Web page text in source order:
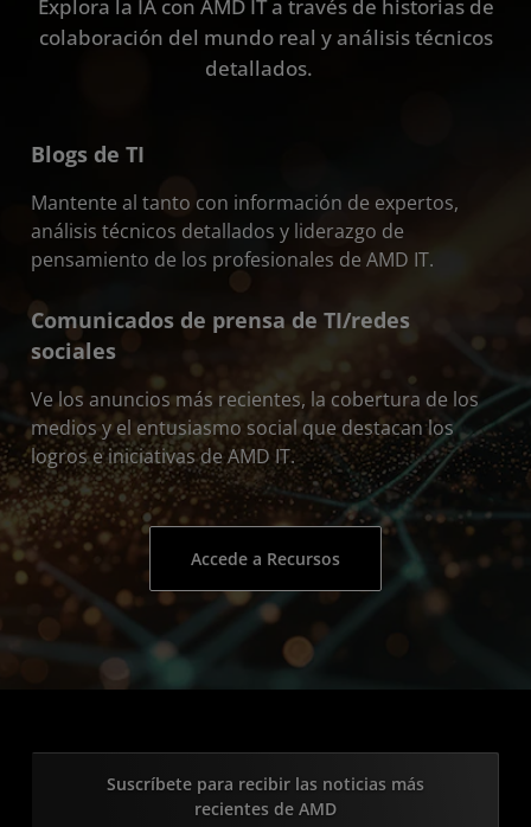
Explora la IA con AMD IT a través de historias de
colaboración del mundo real y análisis técnicos
detallados.
Blogs de TI
Mantente al tanto con información de expertos,
análisis técnicos detallados y liderazgo de
pensamiento de los profesionales de AMD IT.
Comunicados de prensa de TI/redes
sociales
Ve los anuncios más recientes, la cobertura de los
medios y el entusiasmo social que destacan los
logros e iniciativas de AMD IT.
Accede a Recursos
Suscríbete para recibir las noticias más
recientes de AMD